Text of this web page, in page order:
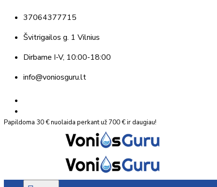
37064377715
Švitrigailos g. 1 Vilnius
Dirbame I-V, 10:00-18:00
info@voniosguru.lt
Papildoma 30 € nuolaida perkant už 700 € ir daugiau!